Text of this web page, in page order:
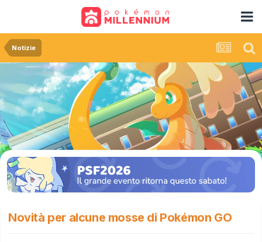
Notizie
Novità per alcune mosse di Pokémon GO